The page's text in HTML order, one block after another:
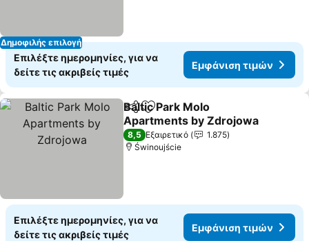
Δημοφιλής επιλογή
Επιλέξτε ημερομηνίες, για να
δείτε τις ακριβείς τιμές
Εμφάνιση τιμών
Κοινοποίηση
Προσθήκη στα αγαπημένα
Baltic Park Molo
Apartments by Zdrojowa
8,5 Εξαιρετικό
1.875
Świnoujście
Επιλέξτε ημερομηνίες, για να
δείτε τις ακριβείς τιμές
Εμφάνιση τιμών